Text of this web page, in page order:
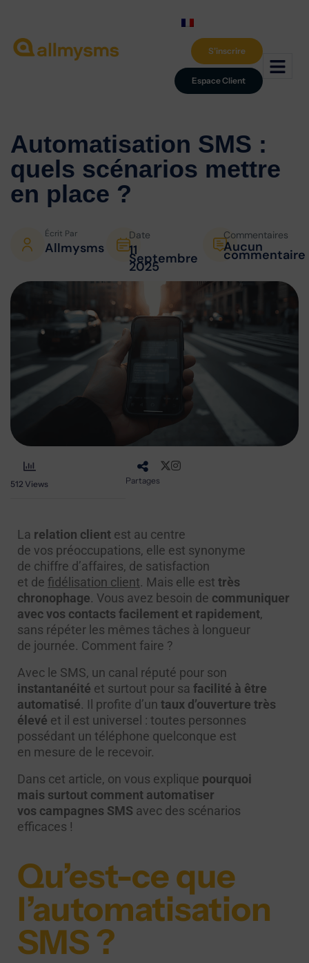
Espace Client
S'inscrire
Automatisation SMS :
quels scénarios mettre
en place ?
Écrit Par
Allmysms
Date
11
Septembre
2025
Commentaires
Aucun
commentaire
512 Views Partages
La relation client est au centre
de vos préoccupations, elle est synonyme
de chiffre d’affaires, de satisfaction
et de fidélisation client. Mais elle est très
chronophage. Vous avez besoin de communiquer
avec vos contacts facilement et rapidement,
sans répéter les mêmes tâches à longueur
de journée. Comment faire ?
Avec le SMS, un canal réputé pour son
instantanéité et surtout pour sa facilité à être
automatisé. Il profite d’un taux d’ouverture très
élevé et il est universel : toutes personnes
possédant un téléphone quelconque est
en mesure de le recevoir.
Dans cet article, on vous explique pourquoi
mais surtout comment automatiser
vos campagnes SMS avec des scénarios
efficaces !
Qu’est-ce que
l’automatisation
SMS ?